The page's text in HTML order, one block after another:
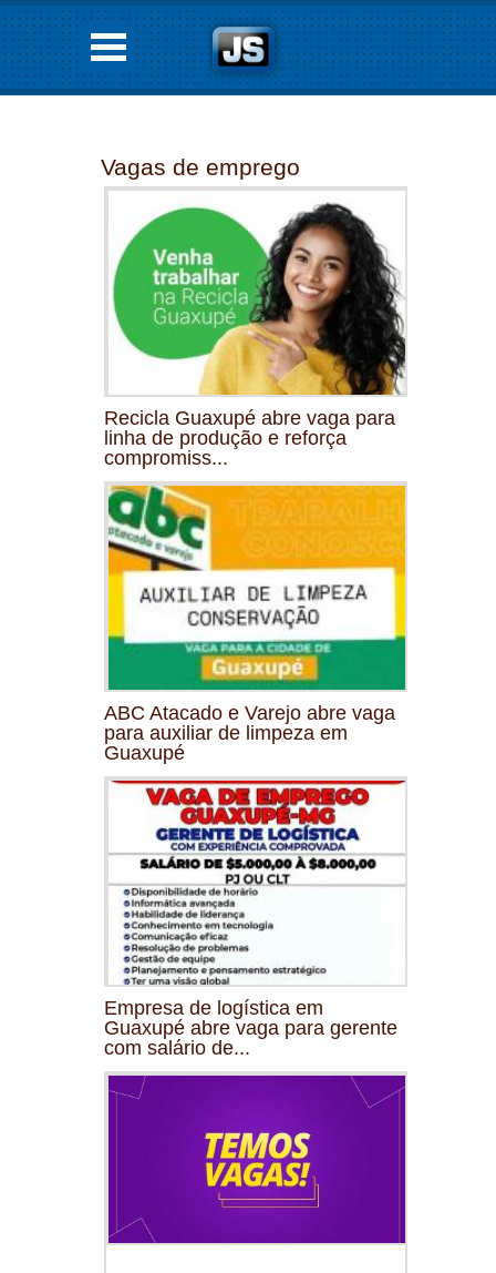
Vagas de emprego
Recicla Guaxupé abre vaga para
linha de produção e reforça
compromiss...
ABC Atacado e Varejo abre vaga
para auxiliar de limpeza em
Guaxupé
Empresa de logística em
Guaxupé abre vaga para gerente
com salário de...